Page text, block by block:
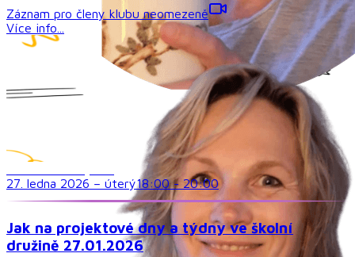
Záznam pro členy klubu neomezeně
Více info...
27. ledna 2026 – úterý18:00- 20:00
Jak na projektové dny a týdny ve školní
družině 27.01.2026